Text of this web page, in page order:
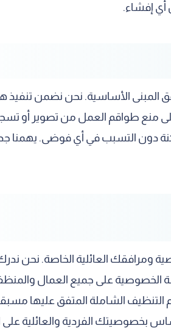
أي إفشاء.
المبنى الأساسية. نحن نضمن
منع طواقم العمل من تصوير أو
دون التسبب في أي فوضى. يهمنا
ومرافقك العائلية الخاصة. نحن
الخصوصية على جميع العمال
الشاملة المتفق عليها مسبقا
بخصوصيتك الفردية والعائلية على